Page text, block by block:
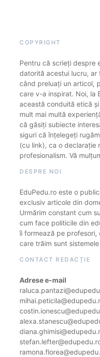
COPYRIGHT
Pentru că scrieți despre
datorită acestui lucru,
când preluați un articol,
care v-a inspirat. Noi, la
această conduită etică
mult mai multă
că găsiți subiecte
siguri că înțelegeți
(cu link), ca o declarație
profesionalism. Vă
DESPRE NOI
EduPedu.ro este o
exclusiv articole din
Urmărim constant cum
cum face politicile din
îi formează pe
care trăim sunt
CONTACT REDACȚIE
Adrese e-mail